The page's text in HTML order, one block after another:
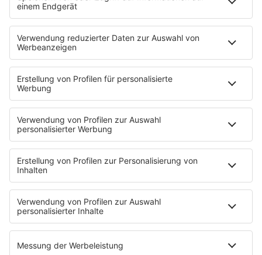
STARTSEITE
SERVICE
Kontakt
Newsletter
Jobs & Praktika
Pressekontakt
Presse & Downloads
Verkehr
Wetter
EMPFANG
Übersicht